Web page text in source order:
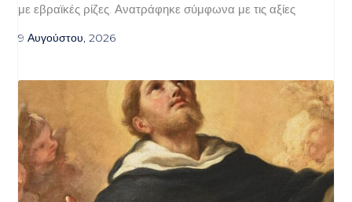
με εβραϊκές ρίζες. Ανατράφηκε σύμφωνα με τις αξίες
9 Αυγούστου, 2026